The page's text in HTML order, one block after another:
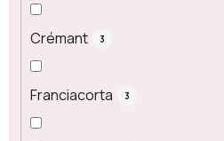
Crémant 3
Franciacorta 3